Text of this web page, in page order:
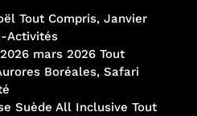
Tout Compris, Janvier
Activités
mars 2026 Tout
Boréales, Safari
Suède All Inclusive Tout